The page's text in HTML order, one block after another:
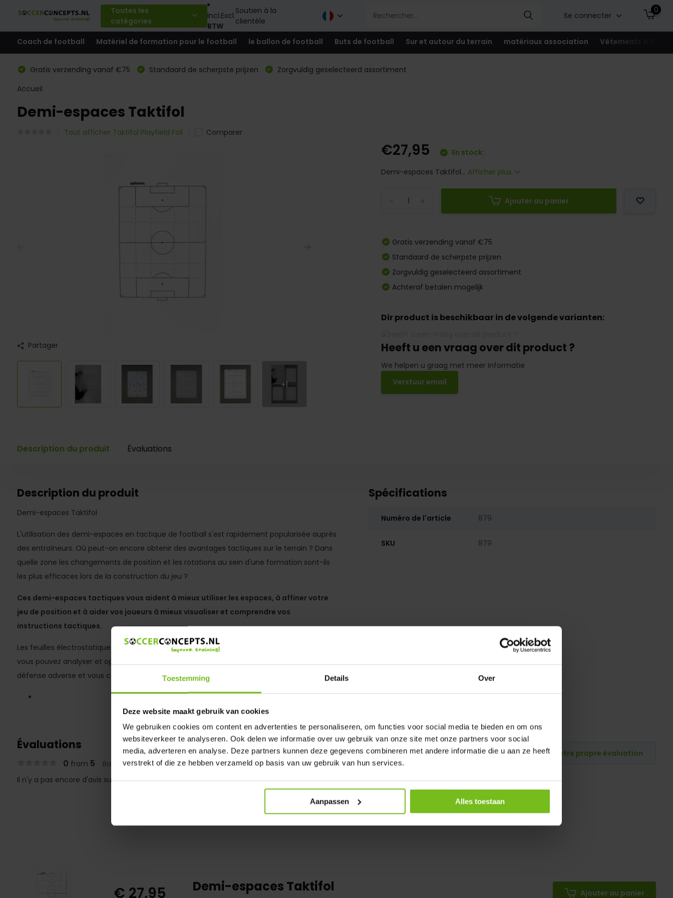
Toestemming Details Over
Deze website maakt gebruik van cookies
We gebruiken cookies om content en advertenties te personaliseren, om functies voor social media te bieden en om ons
websiteverkeer te analyseren. Ook delen we informatie over uw gebruik van onze site met onze partners voor social
media, adverteren en analyse. Deze partners kunnen deze gegevens combineren met andere informatie die u aan ze heeft
verstrekt of die ze hebben verzameld op basis van uw gebruik van hun services.
Aanpassen Alles toestaan
Toutes les
catégories
Incl.Excl.
BTW
Soutien à la
clientèle
Se connecter
0
Coach de football Matériel de formation pour le football le ballon de football Buts de football Sur et autour du terrain matériaux association Vêtements
Gratis verzending vanaf €75 Standaard de scherpste prijzen
Zorgvuldig geselecteerd assortiment
Accueil
Demi-espaces Taktifol
Tout afficher Taktifol Playfield Foil Comparer
Partager
+1
€27,95
En stock:
Demi-espaces Taktifol... Afficher plus
Ajouter au panier
Gratis verzending vanaf €75
Standaard de scherpste prijzen
Zorgvuldig geselecteerd assortiment
Achteraf betalen mogelijk
Dir product is beschikbaar in de volgende varianten:
Heeft u een vraag over dit product ?
We helpen u graag met meer informatie
Verstuur email
Description du produit Évaluations
Description du produit
Demi-espaces Taktifol
L'utilisation des demi-espaces en tactique de football s'est rapidement popularisée auprès
des entraîneurs. Où peut-on encore obtenir des avantages tactiques sur le terrain ? Dans
quelle zone les changements de position et les rotations au sein d'une formation sont-ils
les plus efficaces lors de la construction du jeu ?
Ces demi-espaces tactiques vous aident à mieux utiliser les espaces, à affiner votre
jeu de position et à aider vos joueurs à mieux visualiser et comprendre vos
instructions tactiques.
Les feuilles électrostatiques sont idéales pour les entraîneurs. Grâce à une grille spécifique,
vous pouvez analyser et optimiser vos phases d'attaque,
défense adverse et vous concentrer sur les mouvements clés de vos joueurs.
Spécifications
Numéro de l'article 879
SKU 879
Évaluations
0 from 5 Based on 0 reviews
Publiez votre propre évaluation
Il n'y a pas encore d'avis sur ce produit..
€ 27,95 Demi-espaces Taktifol Ajouter au panier